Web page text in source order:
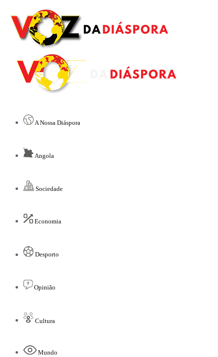
A Nossa Diáspora
Angola
Sociedade
Economia
Desporto
Opinião
Cultura
Mundo